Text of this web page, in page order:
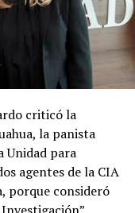
criticó la
la panista
Unidad para
agentes de la CIA
porque consideró